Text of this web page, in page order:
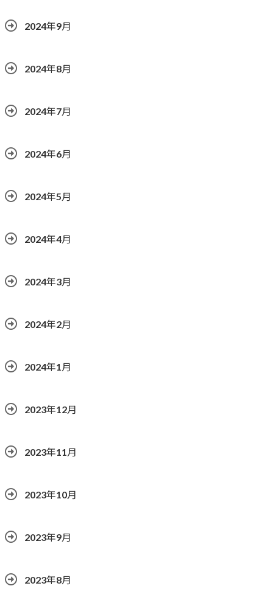
2024年9月
2024年8月
2024年7月
2024年6月
2024年5月
2024年4月
2024年3月
2024年2月
2024年1月
2023年12月
2023年11月
2023年10月
2023年9月
2023年8月